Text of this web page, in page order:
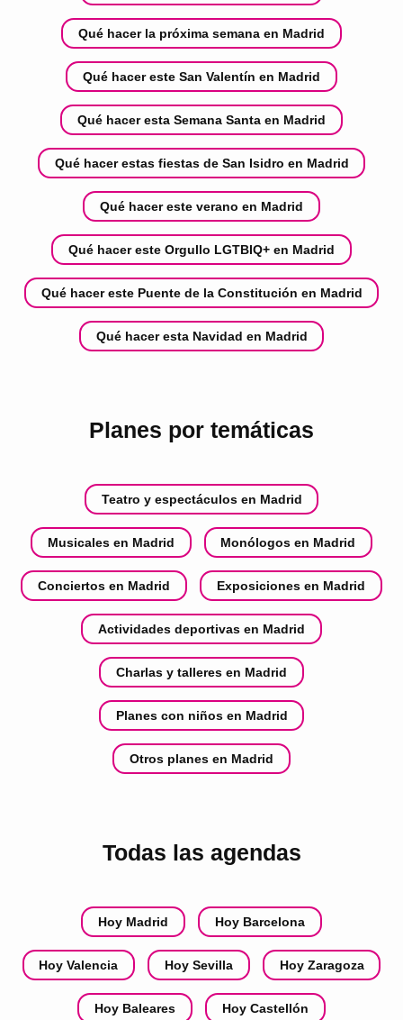
Qué hacer la próxima semana en Madrid
Qué hacer este San Valentín en Madrid
Qué hacer esta Semana Santa en Madrid
Qué hacer estas fiestas de San Isidro en Madrid
Qué hacer este verano en Madrid
Qué hacer este Orgullo LGTBIQ+ en Madrid
Qué hacer este Puente de la Constitución en Madrid
Qué hacer esta Navidad en Madrid
Planes por temáticas
Teatro y espectáculos en Madrid
Musicales en Madrid Monólogos en Madrid
Conciertos en Madrid Exposiciones en Madrid
Actividades deportivas en Madrid
Charlas y talleres en Madrid
Planes con niños en Madrid
Otros planes en Madrid
Todas las agendas
Hoy Madrid Hoy Barcelona
Hoy Valencia Hoy Sevilla Hoy Zaragoza
Hoy Baleares Hoy Castellón